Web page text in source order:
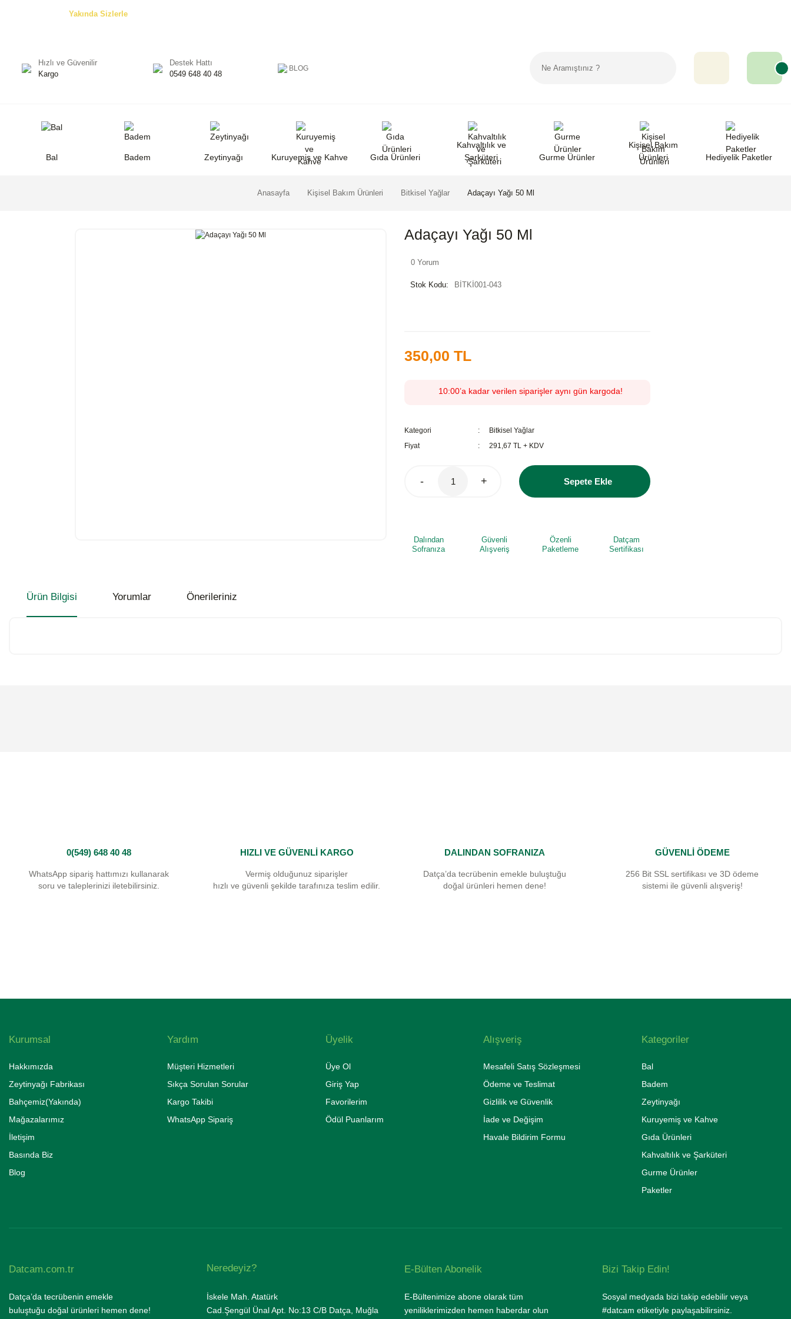
Yakında Sizlerle
Hızlı ve Güvenilir
Kargo
Destek Hattı
0549 648 40 48
BLOG
Bal Badem Zeytinyağı Kuruyemiş ve Kahve Gıda Ürünleri
Kahvaltılık ve
Şarküteri
Gurme Ürünler
Kişisel Bakım
Ürünleri
Hediyelik Paketler
Anasayfa Kişisel Bakım Ürünleri Bitkisel Yağlar Adaçayı Yağı 50 Ml
Adaçayı Yağı 50 Ml
0 Yorum
Stok Kodu: BİTKİ001-043
350,00 TL
10:00’a kadar verilen siparişler aynı gün kargoda!
Kategori
Bitkisel Yağlar
Fiyat
291,67 TL + KDV
- + Sepete Ekle
Dalından
Sofranıza
Güvenli
Alışveriş
Özenli
Paketleme
Datçam
Sertifikası
Ürün Bilgisi Yorumlar Önerileriniz
0(549) 648 40 48
WhatsApp sipariş hattımızı kullanarak
soru ve taleplerinizi iletebilirsiniz.
HIZLI VE GÜVENLİ KARGO
Vermiş olduğunuz siparişler
hızlı ve güvenli şekilde tarafınıza teslim edilir.
DALINDAN SOFRANIZA
Datça’da tecrübenin emekle buluştuğu
doğal ürünleri hemen dene!
GÜVENLİ ÖDEME
256 Bit SSL sertifikası ve 3D ödeme
sistemi ile güvenli alışveriş!
Kurumsal
Hakkımızda
Zeytinyağı Fabrikası
Bahçemiz(Yakında)
Mağazalarımız
İletişim
Basında Biz
Blog
Yardım
Müşteri Hizmetleri
Sıkça Sorulan Sorular
Kargo Takibi
WhatsApp Sipariş
Üyelik
Üye Ol
Giriş Yap
Favorilerim
Ödül Puanlarım
Alışveriş
Mesafeli Satış Sözleşmesi
Ödeme ve Teslimat
Gizlilik ve Güvenlik
İade ve Değişim
Havale Bildirim Formu
Kategoriler
Bal
Badem
Zeytinyağı
Kuruyemiş ve Kahve
Gıda Ürünleri
Kahvaltılık ve Şarküteri
Gurme Ürünler
Paketler
Datcam.com.tr
Datça’da tecrübenin emekle
buluştuğu doğal ürünleri hemen dene!
Neredeyiz?
İskele Mah. Atatürk
Cad.Şengül Ünal Apt. No:13 C/B Datça, Muğla
E-Bülten Abonelik
E-Bültenimize abone olarak tüm
yeniliklerimizden hemen haberdar olun
Bizi Takip Edin!
Sosyal medyada bizi takip edebilir veya
#datcam etiketiyle paylaşabilirsiniz.